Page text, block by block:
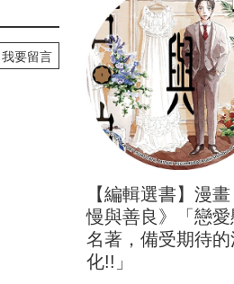
我要留言
【編輯選書】漫
慢與善良》「戀愛
名著，備受期待的
化!!」